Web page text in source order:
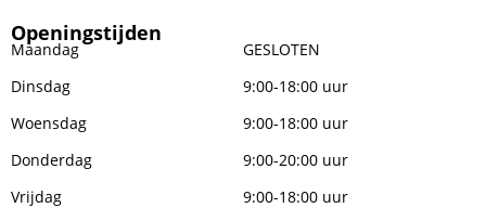
Openingstijden
Maandag
GESLOTEN
Dinsdag
9:00-18:00 uur
Woensdag
9:00-18:00 uur
Donderdag
9:00-20:00 uur
Vrijdag
9:00-18:00 uur